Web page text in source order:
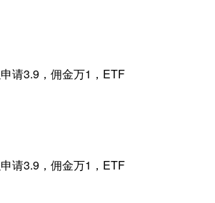
请3.9，佣金万1，ETF
请3.9，佣金万1，ETF